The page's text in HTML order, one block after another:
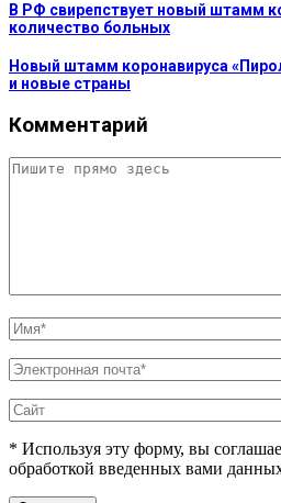
В РФ свирепствует новый штамм
количество больных
Новый штамм коронавируса
и новые страны
Комментарий
* Используя эту форму, вы
обработкой введенных вами